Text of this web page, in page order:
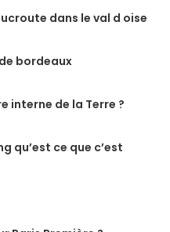
dans le val d oise
bordeaux
interne de la Terre ?
qu’est ce que c’est